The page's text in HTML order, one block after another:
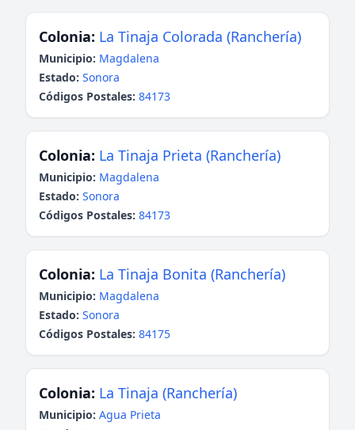
Colonia: La Tinaja Colorada (Ranchería)
Municipio: Magdalena
Estado: Sonora
Códigos Postales: 84173
Colonia: La Tinaja Prieta (Ranchería)
Municipio: Magdalena
Estado: Sonora
Códigos Postales: 84173
Colonia: La Tinaja Bonita (Ranchería)
Municipio: Magdalena
Estado: Sonora
Códigos Postales: 84175
Colonia: La Tinaja (Ranchería)
Municipio: Agua Prieta